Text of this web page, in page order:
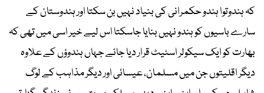
کہ ہندوتوا ہندو حکمرانی کی بنیاد نہیں بن سکتا اور ہندوستان کے
سارے باسیوں کو ہندو نہیں بنایا جاسکتا اس لیے خیر اسی میں تھی کہ
بھارت کو ایک سیکولر اسٹیٹ قرار دیا جائے جہاں ہندوؤں کے علاوہ
دیگر اقلیتوں جن میں مسلمان، عیسائی اور دیگر مذاہب کے لوگ